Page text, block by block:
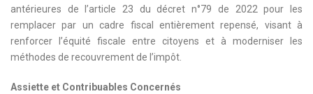
antérieures de l’article 23 du décret n°79 de 2022 pour les
remplacer par un cadre fiscal entièrement repensé, visant à
renforcer l’équité fiscale entre citoyens et à moderniser les
méthodes de recouvrement de l’impôt.
Assiette et Contribuables Concernés